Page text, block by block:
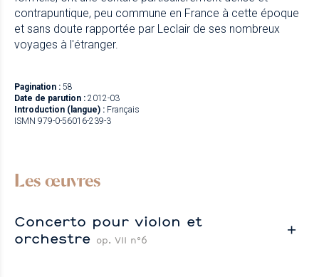
contrapuntique, peu commune en France à cette époque
et sans doute rapportée par Leclair de ses nombreux
voyages à l'étranger.
Pagination : 58
Date de parution : 2012-03
Introduction (langue) : Français
ISMN 979-0-56016-239-3
Les œuvres
Concerto pour violon et
orchestre op. VII n°6